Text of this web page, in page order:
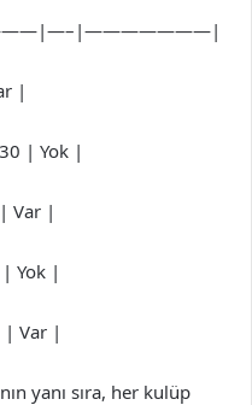
|
| Yok |
Var |
Yok |
| Var |
yanı sıra, her kulüp